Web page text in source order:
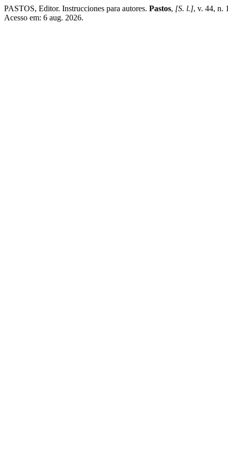
PASTOS, Editor. Instrucciones para autores. Pastos, [S. l.], v. 44, n.
Acesso em: 6 aug. 2026.